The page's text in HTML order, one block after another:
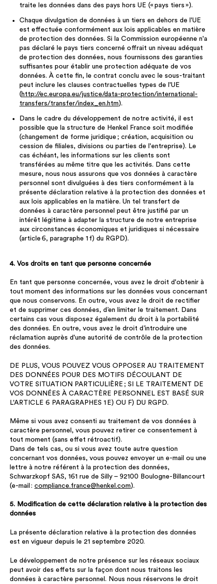
traite les données dans des pays hors UE (« pays tiers »).
Chaque divulgation de données à un tiers en dehors de l'UE
est effectuée conformément aux lois applicables en matière
de protection des données. Si la Commission européenne n'a
pas déclaré le pays tiers concerné offrait un niveau adéquat
de protection des données, nous fournissons des garanties
suffisantes pour établir une protection adéquate de vos
données. À cette fin, le contrat conclu avec le sous-traitant
peut inclure les clauses contractuelles types de l'UE
(http://ec.europa.eu/justice/data-protection/international-
transfers/transfer/index_en.htm).
Dans le cadre du développement de notre activité, il est
possible que la structure de Henkel France soit modifiée
(changement de forme juridique ; création, acquisition ou
cession de filiales, divisions ou parties de l'entreprise). Le
cas échéant, les informations sur les clients sont
transférées au même titre que les activités. Dans cette
mesure, nous nous assurons que vos données à caractère
personnel sont divulguées à des tiers conformément à la
présente déclaration relative à la protection des données et
aux lois applicables en la matière. Un tel transfert de
données à caractère personnel peut être justifié par un
intérêt légitime à adapter la structure de notre entreprise
aux circonstances économiques et juridiques si nécessaire
(article 6, paragraphe 1 f) du RGPD).
4. Vos droits en tant que personne concernée
En tant que personne concernée, vous avez le droit d'obtenir à
tout moment des informations sur les données vous concernant
que nous conservons. En outre, vous avez le droit de rectifier
et de supprimer ces données, d’en limiter le traitement. Dans
certains cas vous disposez également du droit à la portabilité
des données. En outre, vous avez le droit d’introduire une
réclamation auprès d'une autorité de contrôle de la protection
des données.
DE PLUS, VOUS POUVEZ VOUS OPPOSER AU TRAITEMENT
DES DONNÉES POUR DES MOTIFS DÉCOULANT DE
VOTRE SITUATION PARTICULIÈRE ; SI LE TRAITEMENT DE
VOS DONNÉES À CARACTÈRE PERSONNEL EST BASÉ SUR
L'ARTICLE 6 PARAGRAPHES 1 E) OU F) DU RGPD.
Même si vous avez consenti au traitement de vos données à
caractère personnel, vous pouvez retirer ce consentement à
tout moment (sans effet rétroactif).
Dans de tels cas, ou si vous avez toute autre question
concernant vos données, vous pouvez envoyer un e-mail ou une
lettre à notre référent à la protection des données,
Schwarzkopf SAS, 161 rue de Silly – 92100 Boulogne-Billancourt
(e-mail : compliance.france@henkel.com).
5. Modification de cette déclaration relative à la protection des
données
La présente déclaration relative à la protection des données
est en vigueur depuis le 21 septembre 2020.
Le développement de notre présence sur les réseaux sociaux
peut avoir des effets sur la façon dont nous traitons les
données à caractère personnel. Nous nous réservons le droit